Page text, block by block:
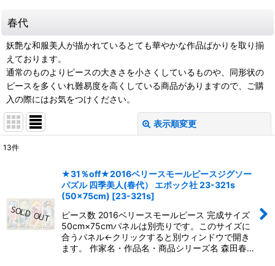
春代
妖艶な和服美人が描かれているとても華やかな作品ばかりを取り揃
えております。
通常のものよりピースの大きさを小さくしているものや、同形状の
ピースを多くいれ難易度を高くしている商品がありますので、ご購
入の際にはお気をつけください。
表示順変更
絞り込む
13件
★31％off★2016ベリースモールピースジグソー
パズル 四季美人(春代） エポック社 23-321s
(50×75cm) [23-321s]
ピース数 2016ベリースモールピース 完成サイズ
50cm×75cmパネルは別売りです。このサイズに
合うパネル←クリックすると別ウィンドウで開き
ます。 作家名・作品名・商品シリーズ名 森田春…